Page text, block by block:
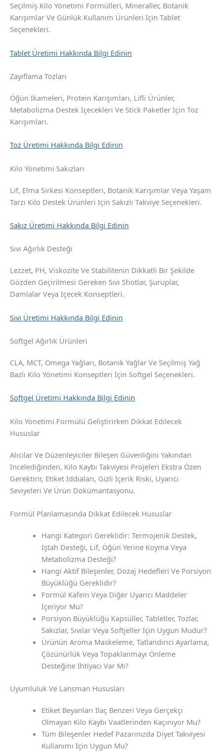
Seçilmiş Kilo Yönetimi Formülleri, Mineraller, Botanik
Karışımlar Ve Günlük Kullanım Ürünleri Için Tablet
Seçenekleri.
Tablet Üretimi Hakkında Bilgi Edinin
Zayıflama Tozları
Öğün Ikameleri, Protein Karışımları, Lifli Ürünler,
Metabolizma Destek Içecekleri Ve Stick Paketler Için Toz
Karışımları.
Toz Üretimi Hakkında Bilgi Edinin
Kilo Yönetimi Sakızları
Lif, Elma Sirkesi Konseptleri, Botanik Karışımlar Veya Yaşam
Tarzı Kilo Destek Ürünleri Için Sakızlı Takviye Seçenekleri.
Sakız Üretimi Hakkında Bilgi Edinin
Sıvı Ağırlık Desteği
Lezzet, PH, Viskozite Ve Stabilitenin Dikkatli Bir Şekilde
Gözden Geçirilmesi Gereken Sıvı Shotlar, Şuruplar,
Damlalar Veya Içecek Konseptleri.
Sıvı Üretimi Hakkında Bilgi Edinin
Softgel Ağırlık Ürünleri
CLA, MCT, Omega Yağları, Botanik Yağlar Ve Seçilmiş Yağ
Bazlı Kilo Yönetimi Konseptleri Için Softgel Seçenekleri.
Softgel Üretimi Hakkında Bilgi Edinin
Kilo Yönetimi Formülü Geliştirirken Dikkat Edilecek
Hususlar
Alıcılar Ve Düzenleyiciler Bileşen Güvenliğini Yakından
Incelediğinden, Kilo Kaybı Takviyesi Projeleri Ekstra Özen
Gerektirir, Etiket Iddiaları, Gizli Içerik Riski, Uyarıcı
Seviyeleri Ve Ürün Dokümantasyonu.
Formül Planlamasında Dikkat Edilecek Hususlar
Hangi Kategori Gereklidir: Termojenik Destek,
Iştah Desteği, Lif, Öğün Yerine Koyma Veya
Metabolizma Desteği?
Hangi Aktif Bileşenler, Dozaj Hedefleri Ve Porsiyon
Büyüklüğü Gereklidir?
Formül Kafein Veya Diğer Uyarıcı Maddeler
Içeriyor Mu?
Porsiyon Büyüklüğü Kapsüller, Tabletler, Tozlar,
Sakızlar, Sıvılar Veya Softjeller Için Uygun Mudur?
Ürünün Aroma Maskeleme, Tatlandırıcı Ayarlama,
Çözünürlük Veya Topaklanmayı Önleme
Desteğine Ihtiyacı Var Mı?
Uyumluluk Ve Lansman Hususları
Etiket Beyanları Ilaç Benzeri Veya Gerçekçi
Olmayan Kilo Kaybı Vaatlerinden Kaçınıyor Mu?
Tüm Bileşenler Hedef Pazarınızda Diyet Takviyesi
Kullanımı Için Uygun Mu?